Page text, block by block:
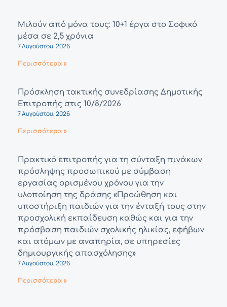
Μιλούν από μόνα τους: 10+1 έργα στο Σοφικό
μέσα σε 2,5 χρόνια
7 Αυγούστου, 2026
Περισσότερα »
Πρόσκληση τακτικής συνεδρίασης Δημοτικής
Επιτροπής στις 10/8/2026
7 Αυγούστου, 2026
Περισσότερα »
Πρακτικό επιτροπής για τη σύνταξη πινάκων
πρόσληψης προσωπικού με σύμβαση
εργασίας ορισμένου χρόνου για την
υλοποίηση της δράσης «Προώθηση και
υποστήριξη παιδιών για την ένταξή τους στην
προσχολική εκπαίδευση καθώς και για την
πρόσβαση παιδιών σχολικής ηλικίας, εφήβων
και ατόμων με αναπηρία, σε υπηρεσίες
δημιουργικής απασχόλησης»
7 Αυγούστου, 2026
Περισσότερα »